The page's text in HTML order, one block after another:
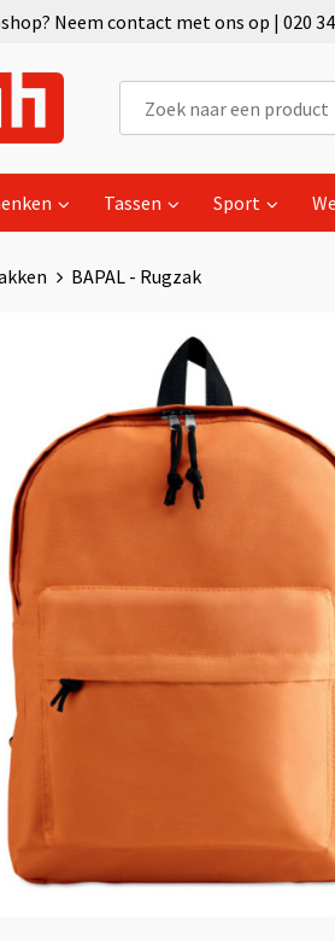
Neem contact met ons op | 020
Tassen Sport
BAPAL - Rugzak